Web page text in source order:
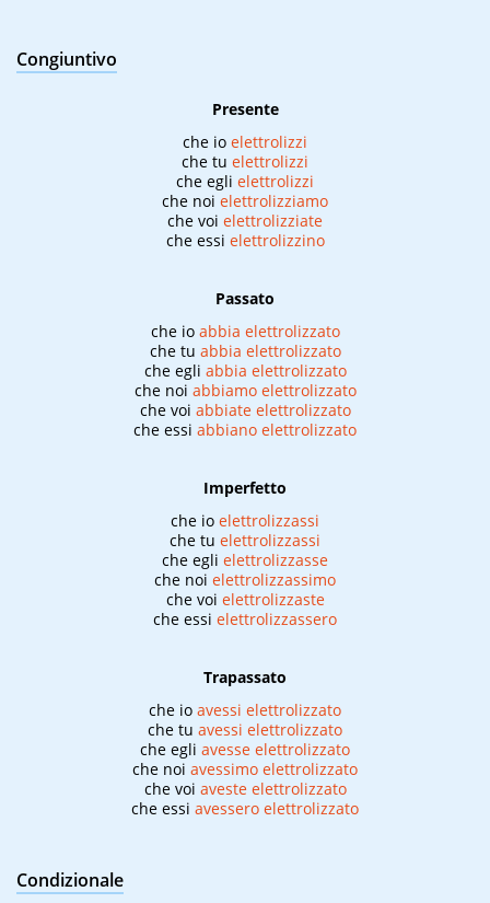
Congiuntivo
Presente
che io elettrolizzi
che tu elettrolizzi
che egli elettrolizzi
che noi elettrolizziamo
che voi elettrolizziate
che essi elettrolizzino
Passato
che io abbia elettrolizzato
che tu abbia elettrolizzato
che egli abbia elettrolizzato
che noi abbiamo elettrolizzato
che voi abbiate elettrolizzato
che essi abbiano elettrolizzato
Imperfetto
che io elettrolizzassi
che tu elettrolizzassi
che egli elettrolizzasse
che noi elettrolizzassimo
che voi elettrolizzaste
che essi elettrolizzassero
Trapassato
che io avessi elettrolizzato
che tu avessi elettrolizzato
che egli avesse elettrolizzato
che noi avessimo elettrolizzato
che voi aveste elettrolizzato
che essi avessero elettrolizzato
Condizionale